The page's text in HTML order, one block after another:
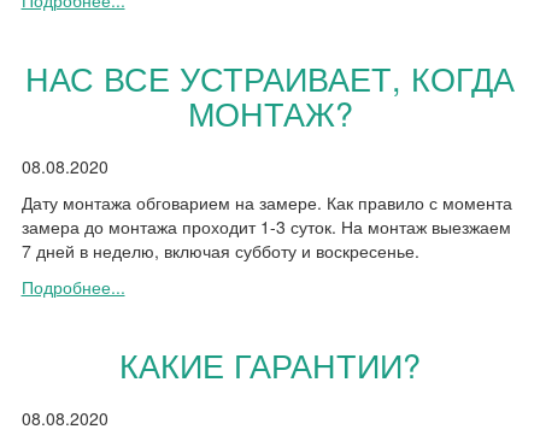
НАС ВСЕ УСТРАИВАЕТ, КОГДА
МОНТАЖ?
08.08.2020
Дату монтажа обговарием на замере. Как правило с момента
замера до монтажа проходит 1-3 суток. На монтаж выезжаем
7 дней в неделю, включая субботу и воскресенье.
Подробнее...
КАКИЕ ГАРАНТИИ?
08.08.2020